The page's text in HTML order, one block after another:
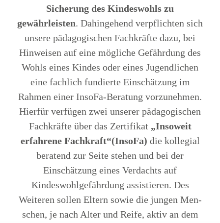
Sicherung des Kindeswohls zu
gewährleisten. Dahingehend verpflichten sich
unsere pädagogischen Fachkräfte dazu, bei
Hinweisen auf eine mögliche Gefährdung des
Wohls eines Kindes oder eines Jugendlichen
eine fachlich fundierte Einschätzung im
Rahmen einer InsoFa-Beratung vorzunehmen.
Hierfür verfügen zwei unserer pädagogischen
Fachkräfte über das Zertifikat „Insoweit
erfahrene Fachkraft“(InsoFa) die kollegial
beratend zur Seite stehen und bei der
Einschätzung eines Verdachts auf
Kindeswohlgefährdung assistieren. Des
Weiteren sollen Eltern sowie die jungen Men­
schen, je nach Alter und Reife, aktiv an dem